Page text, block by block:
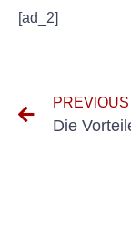
[ad_2]
PREVIOUS